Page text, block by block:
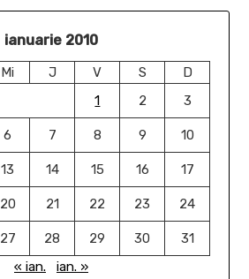
ianuarie 2010
Mi J V S
D
1
2 3
6 7 8 9 10
13 14 15 16 17
20 21 22 23 24
27 28 29 30
31
« ian.
ian. »